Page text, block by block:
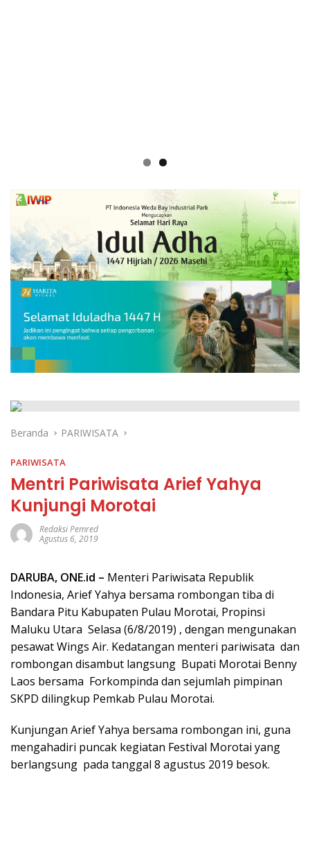
Beranda PARIWISATA
PARIWISATA
Mentri Pariwisata Arief Yahya
Kunjungi Morotai
Redaksi Pemred
Agustus 6, 2019
DARUBA, ONE.id – Menteri Pariwisata Republik
Indonesia, Arief Yahya bersama rombongan tiba di
Bandara Pitu Kabupaten Pulau Morotai, Propinsi
Maluku Utara Selasa (6/8/2019) , dengan mengunakan
pesawat Wings Air. Kedatangan menteri pariwisata dan
rombongan disambut langsung Bupati Morotai Benny
Laos bersama Forkompinda dan sejumlah pimpinan
SKPD dilingkup Pemkab Pulau Morotai.
Kunjungan Arief Yahya bersama rombongan ini, guna
mengahadiri puncak kegiatan Festival Morotai yang
berlangsung pada tanggal 8 agustus 2019 besok.